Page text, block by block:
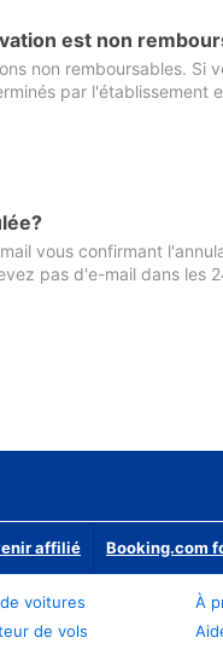
est non
non remboursables. Si
par l'établissement
vous confirmant
pas d'e-mail dans les
affilié Booking.com
voitures
de vols
À